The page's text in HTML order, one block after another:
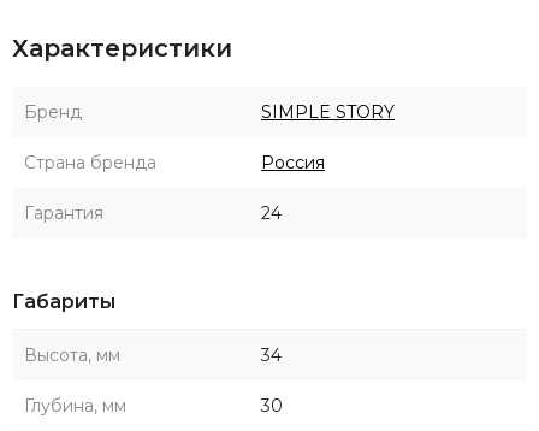
Характеристики
Бренд SIMPLE STORY
Страна бренда Россия
Гарантия 24
Габариты
Высота, мм 34
Глубина, мм 30